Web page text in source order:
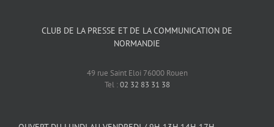
CLUB DE LA PRESSE ET DE LA COMMUNICATION DE
NORMANDIE
49 rue Saint Eloi 76000 Rouen
Tel :02 32 83 31 38